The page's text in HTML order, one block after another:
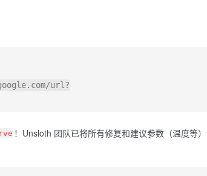
url?
！Unsloth 团队已将所有修复和建议参数（温度等